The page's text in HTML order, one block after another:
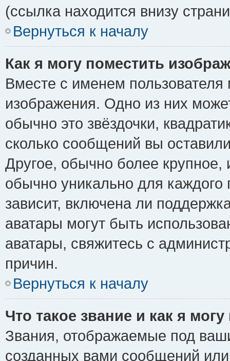
(ссылка находится внизу
Вернуться к началу
Как я могу поместить
Вместе с именем пользователя
изображения. Одно из них
обычно это звёздочки,
сколько сообщений вы
Другое, обычно более крупное,
обычно уникально для каждого
зависит, включена ли
аватары могут быть
аватары, свяжитесь с
причин.
Вернуться к началу
Что такое звание и как я
Звания, отображаемые под
созданных вами сообщений